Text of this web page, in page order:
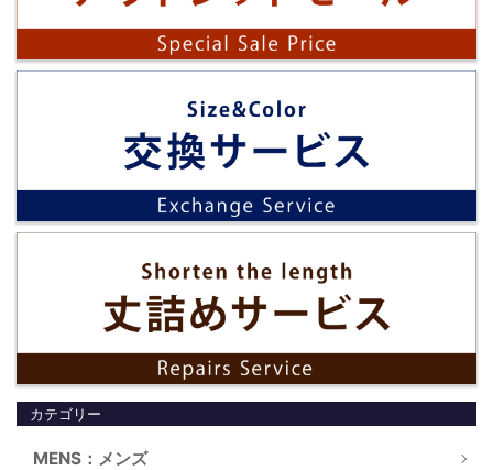
カテゴリー
MENS：メンズ